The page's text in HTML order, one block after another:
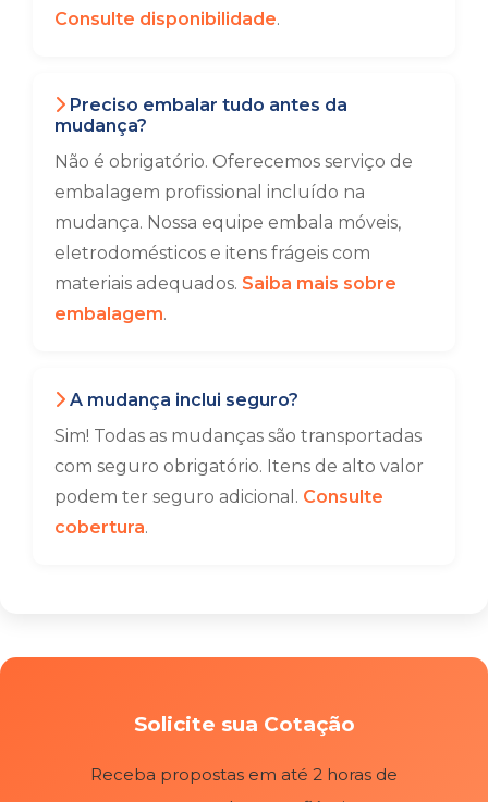
Consulte disponibilidade.
Preciso embalar tudo antes da
mudança?
Não é obrigatório. Oferecemos serviço de
embalagem profissional incluído na
mudança. Nossa equipe embala móveis,
eletrodomésticos e itens frágeis com
materiais adequados. Saiba mais sobre
embalagem.
A mudança inclui seguro?
Sim! Todas as mudanças são transportadas
com seguro obrigatório. Itens de alto valor
podem ter seguro adicional. Consulte
cobertura.
Solicite sua Cotação
Receba propostas em até 2 horas de